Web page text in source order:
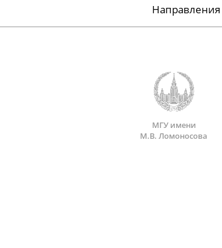
Направления
МГУ имени
М.В. Ломоносова